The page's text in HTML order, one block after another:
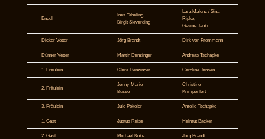
Engel
Ines Tabeling,
Birgit Sieverding
Lara Malenz / Sina
Ripke,
Gesine Janku
Dicker Vetter Jörg Brandt Dirk von Frommann
Dünner Vetter Martin Denzinger Andreas Tschapke
1. Fräulein Clara Denzinger Caroline Jansen
2. Fräulein
Jenny-Marie
Busse
Christine
Krimpenfort
3. Fräulein Jule Pekeler Amelie Tschapke
1. Gast Justus Reise Helmut Backer
2. Gast Michael Koke Jörg Brandt